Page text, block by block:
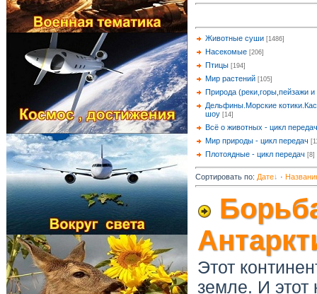
Животные суши [1486]
Насекомые [206]
Птицы [194]
Мир растений [105]
Природа (реки,горы,пейзажи и
Дельфины.Морские
шоу [14]
Всё о животных - цикл передач
Мир природы - цикл передач
Плотоядные - цикл передач [8]
Сортировать по: Дате ·
Этот
земле. И этот